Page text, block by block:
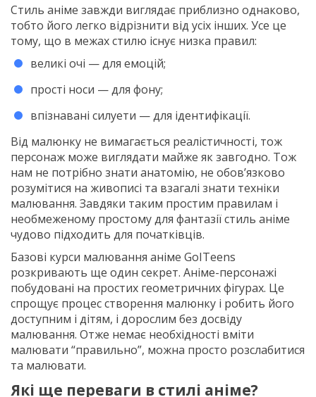
Стиль аніме завжди виглядає приблизно однаково,
тобто його легко відрізнити від усіх інших. Усе це
тому, що в межах стилю існує низка правил:
великі очі — для емоцій;
прості носи — для фону;
впізнавані силуети — для ідентифікації.
Від малюнку не вимагається реалістичності, тож
персонаж може виглядати майже як завгодно. Тож
нам не потрібно знати анатомію, не обов’язково
розумітися на живописі та взагалі знати техніки
малювання. Завдяки таким простим правилам і
необмеженому простому для фантазії стиль аніме
чудово підходить для початківців.
Базові курси малювання аніме GoITeens
розкривають ще один секрет. Аніме-персонажі
побудовані на простих геометричних фігурах. Це
спрощує процес створення малюнку і робить його
доступним і дітям, і дорослим без досвіду
малювання. Отже немає необхідності вміти
малювати “правильно”, можна просто розслабитися
та малювати.
Які ще переваги в стилі аніме?